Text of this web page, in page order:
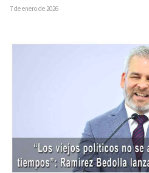
7 de enero de 2026